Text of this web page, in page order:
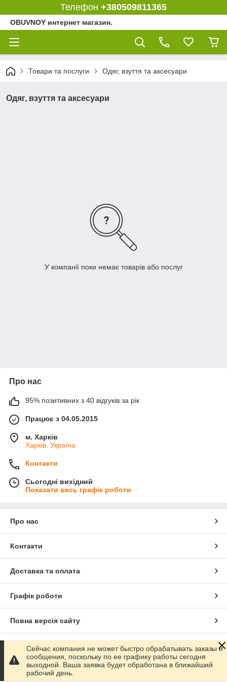
Телефон +380509811365
OBUVNOY интернет магазин.
Товари та послуги Одяг, взуття та аксесуари
Одяг, взуття та аксесуари
У компанії поки немає товарів або послуг
Про нас
95% позитивних з 40 відгуків за рік
Працює з 04.05.2015
м. Харків
Харків, Україна
Контакти
Сьогодні вихідний
Показати весь графік роботи
Про нас
Контакти
Доставка та оплата
Графік роботи
Повна версія сайту
Сайт створено на маркетплейсі Prom.ua
Політика конфіденційності
Сейчас компания не может быстро обрабатывать заказы и
сообщения, поскольку по ее графику работы сегодня
выходной. Ваша заявка будет обработана в ближайший
рабочий день.